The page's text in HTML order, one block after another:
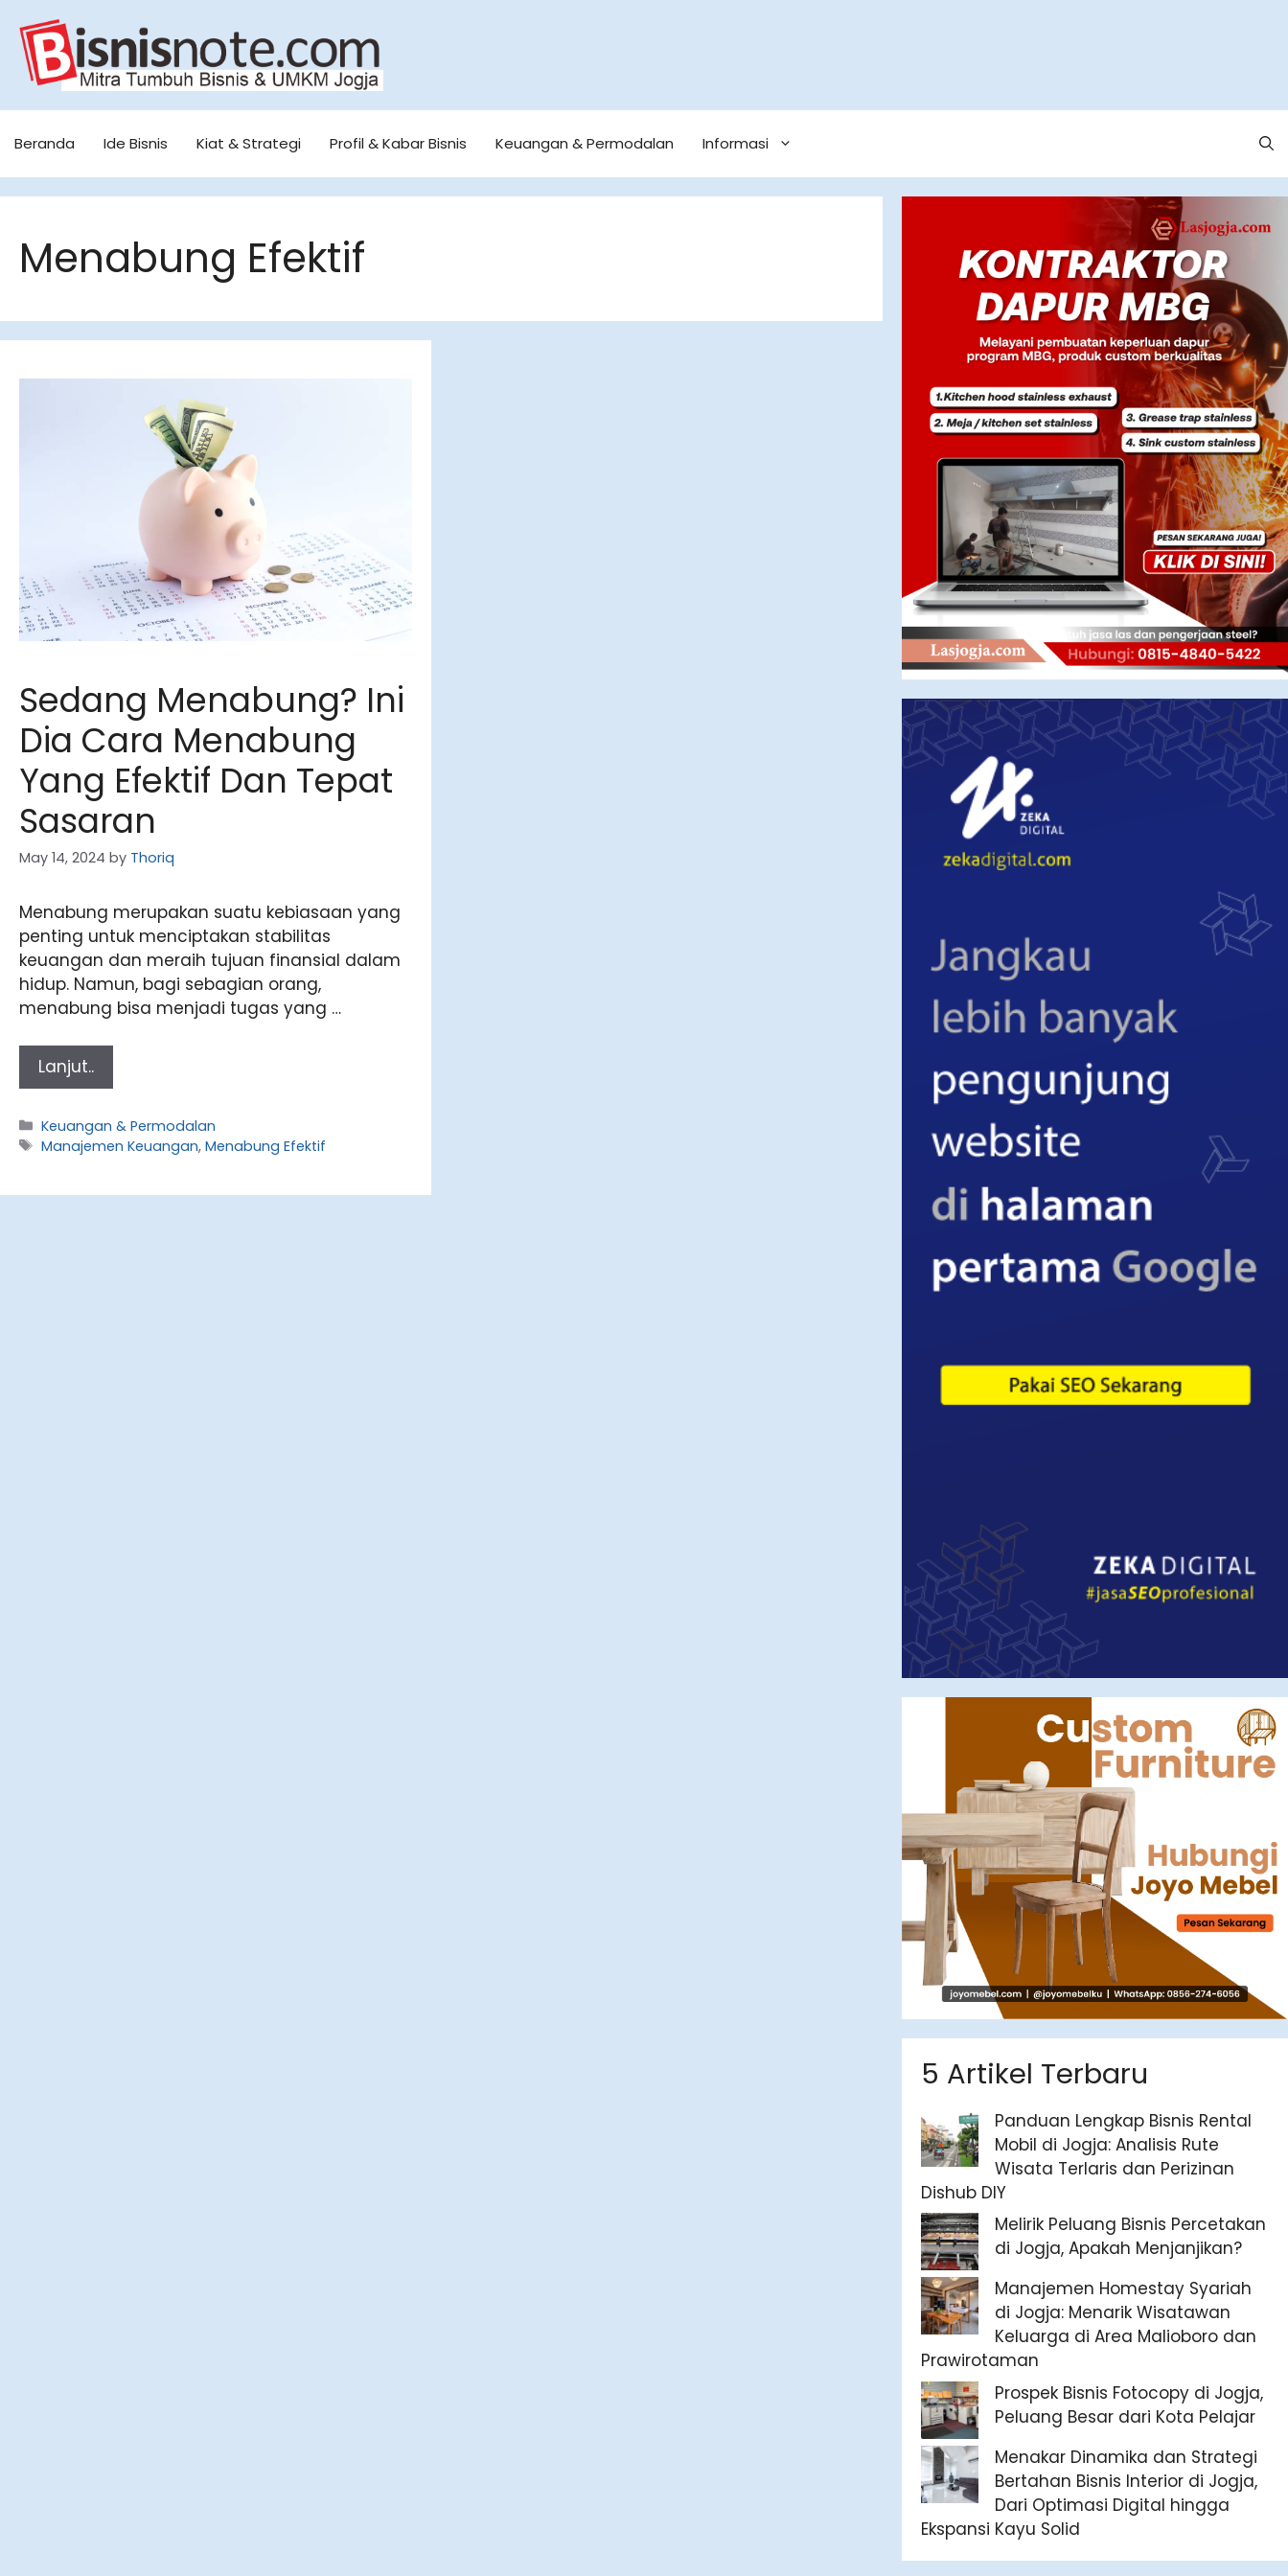
content
Beranda Ide Bisnis Kiat & Strategi Profil & Kabar Bisnis Keuangan & Permodalan Informasi
Menabung Efektif
Sedang Menabung? Ini
Dia Cara Menabung
Yang Efektif Dan Tepat
Sasaran
May 14, 2024 by Thoriq
Menabung merupakan suatu kebiasaan yang
penting untuk menciptakan stabilitas
keuangan dan meraih tujuan finansial dalam
hidup. Namun, bagi sebagian orang,
menabung bisa menjadi tugas yang …
Lanjut..
Categories
Keuangan & Permodalan
Tags
Manajemen Keuangan,Menabung Efektif
5 Artikel Terbaru
Panduan Lengkap Bisnis Rental
Mobil di Jogja: Analisis Rute
Wisata Terlaris dan Perizinan
Dishub DIY
Melirik Peluang Bisnis Percetakan
di Jogja, Apakah Menjanjikan?
Manajemen Homestay Syariah
di Jogja: Menarik Wisatawan
Keluarga di Area Malioboro dan
Prawirotaman
Prospek Bisnis Fotocopy di Jogja,
Peluang Besar dari Kota Pelajar
Menakar Dinamika dan Strategi
Bertahan Bisnis Interior di Jogja,
Dari Optimasi Digital hingga
Ekspansi Kayu Solid